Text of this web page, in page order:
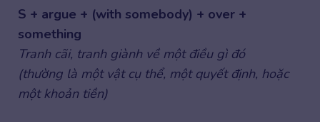
S + argue + (with somebody) + over +
something
Tranh cãi, tranh giành về một điều gì đó
(thường là một vật cụ thể, một quyết định, hoặc
một khoản tiền)